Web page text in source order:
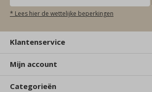
* Lees hier de wettelijke beperkingen
Klantenservice
Mijn account
Categorieën